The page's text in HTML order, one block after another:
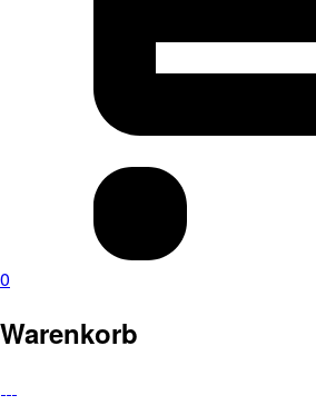
0
Warenkorb